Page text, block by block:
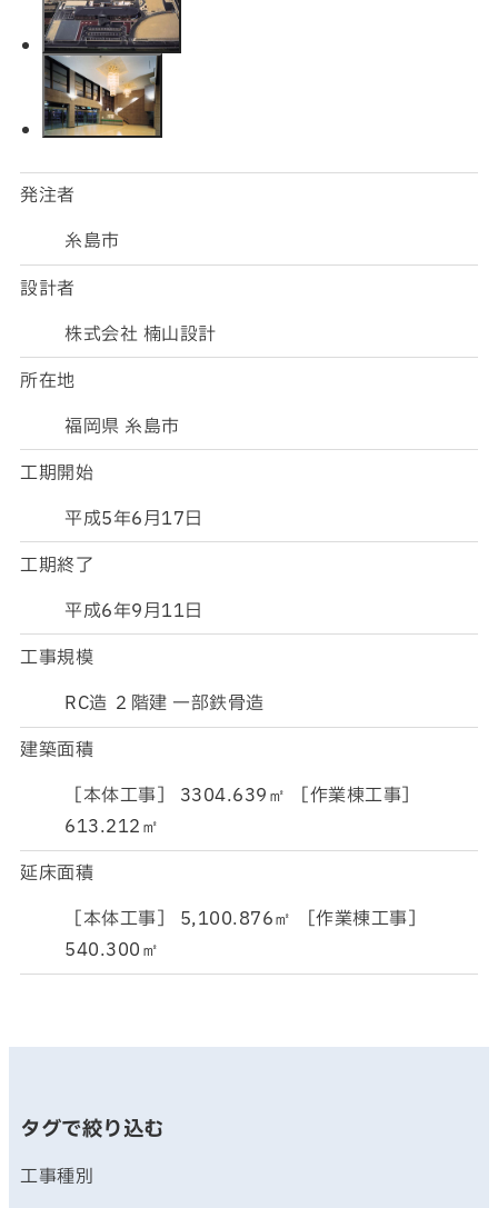
松吉建設株式会社
発注者
糸島市
設計者
株式会社 楠山設計
所在地
福岡県 糸島市
工期開始
平成5年6月17日
工期終了
平成6年9月11日
工事規模
RC造 ２階建 一部鉄骨造
建築面積
［本体工事］ 3304.639㎡ ［作業棟工事］
613.212㎡
延床面積
［本体工事］ 5,100.876㎡ ［作業棟工事］
540.300㎡
タグで絞り込む
工事種別